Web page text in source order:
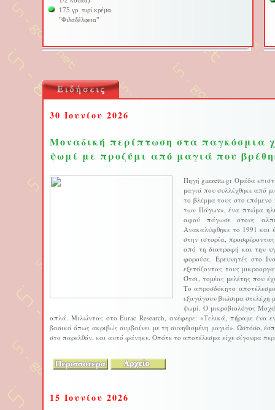
175 γρ. τυρί κρέμα
"Φιλαδέλφεια"
30 Ιουνίου 2026
Moναδική περίπτωση στα παγκόσμια
ψωμί με προζύμι από μαγιά που
Πηγή gazzetta.gr Ομάδα
μαγιά που συλλέχθηκε από
το βλέμμα τους στο
των Πάγων», ένα πτώμα
αφού πάγωσε στους
Ανακαλύφθηκε το 1991 και
στην ιστορία,
από τη διατροφή και την
φορούσε. Ερευνητές στο
εξετάζοντας τους
Ότσι, τομέας μελέτης που
Το απροσδόκητο
εξαγάγουν βιώσιμα στελέχη
ψωμί. Ο μικροβιολόγος
απλά. Μιλώντας στο Eurac Research, ανέφερε: «Τελικά, πήραμε ένα
βασικά όπως ακριβώς συμβαίνει με τη συνηθισμένη μαγιά». Ωστόσο,
στο παρελθόν, και αυτό φάνηκε. Οπότε το αποτέλεσμα είχε σίγουρα
15 Ιουνίου 2026